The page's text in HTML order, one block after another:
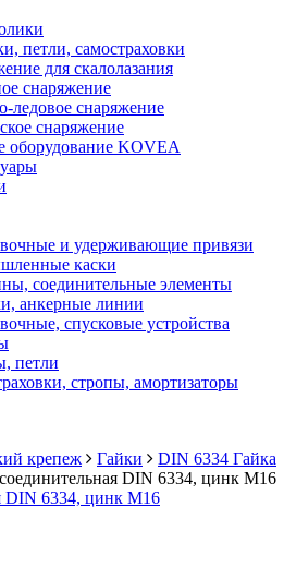
петли, самостраховки
для скалолазания
снаряжение
ледовое снаряжение
снаряжение
оборудование KOVEA
и удерживающие привязи
каски
соединительные элементы
анкерные линии
спусковые устройства
петли
стропы, амортизаторы
крепеж Гайки
DIN 6334 Гайка
DIN 6334, цинк М16